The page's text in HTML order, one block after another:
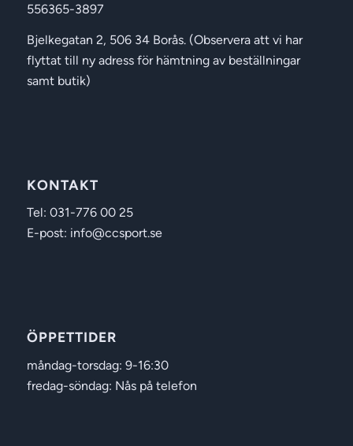
556365-3897
Bjelkegatan 2, 506 34 Borås. (Observera att vi har
flyttat till ny adress för hämtning av beställningar
samt butik)
KONTAKT
Tel: 031-776 00 25
E-post: info@ccsport.se
ÖPPETTIDER
måndag-torsdag: 9-16:30
fredag-söndag: Nås på telefon